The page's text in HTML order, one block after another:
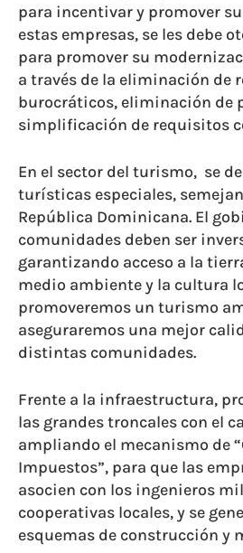
para incentivar y promover
estas empresas, se les debe
para promover su
a través de la eliminación de
burocráticos, eliminación de
simplificación de requisitos
En el sector del turismo, se
turísticas especiales,
República Dominicana. El
comunidades deben ser
garantizando acceso a la
medio ambiente y la cultura
promoveremos un turismo
aseguraremos una mejor
distintas comunidades.
Frente a la infraestructura,
las grandes troncales con el
ampliando el mecanismo de
Impuestos”, para que las
asocien con los ingenieros
cooperativas locales, y se
esquemas de construcción y